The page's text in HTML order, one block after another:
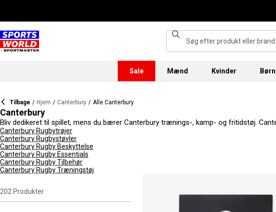
Sale Mænd Kvinder Børn
Tilbage / Hjem / Canterbury / Alle Canterbury
Canterbury
Bliv dedikeret til spillet, mens du bærer Canterbury trænings-, kamp- og fritidstøj.
men også kan forbedre hele spillet. Ved at kombinere tradition med design er
Canterbury Rugbytrøjer
Canterbury Rugbystøvler
Canterbury Rugby Beskyttelse
Canterbury Rugby Essentials
Canterbury Rugby Tilbehør
Canterbury Rugby Træningstøj
202 Produkter